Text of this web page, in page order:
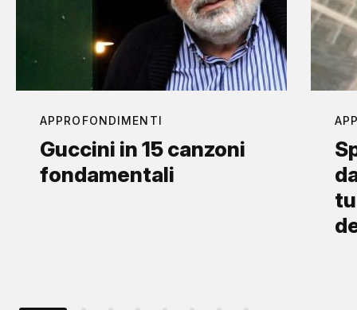
APPROFONDIMENTI
Guccini in 15 canzoni
fondamentali